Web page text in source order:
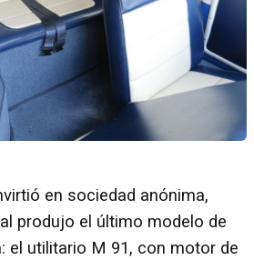
en sociedad anónima,
produjo el último modelo de
el utilitario M 91, con motor de